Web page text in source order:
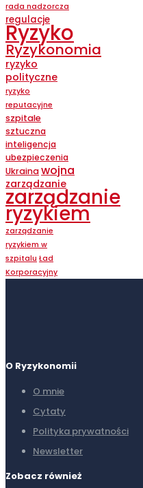
rada nadzorcza
regulacje
Ryzyko
Ryzykonomia
ryzyko
polityczne
ryzyko
reputacyjne
szpitale
sztuczna
inteligencja
ubezpieczenia
Ukrainawojna
zarządzanie
zarządzanie
ryzykiem
zarządzanie
ryzykiem w
szpitalu Ład
Korporacyjny
O Ryzykonomii
O mnie
Cytaty
Polityka prywatności
Newsletter
Zobacz również